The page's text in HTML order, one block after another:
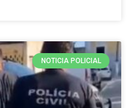
NOTICIA POLICIAL